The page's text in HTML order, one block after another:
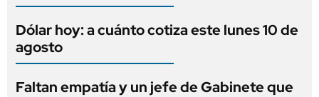
Dólar hoy: a cuánto cotiza este lunes 10 de
agosto
Faltan empatía y un jefe de Gabinete que